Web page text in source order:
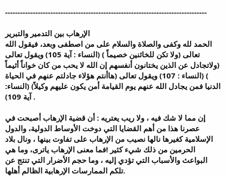
--------------------------------------------------------------------------------
الإرهاب بين التدمير والتبرير
الحمد لله وكفى والصلاة والسلام على من اصطفى وبعد، فيقول الله
تعالى (ولا تكن للخائنين خصيماً ) (النساء : آية 105) ويقول تعالى
(ولاتجادل عن الذين يختانون أنفسهم إن الله لا يحب من كان خواناً أثيماً
) (النساء : 107) ويقول تعالى (هاأنتم هؤلاء جادلتم عنهم في الحياة
الدنيا فمن يجادل الله عنهم يوم القيامة أمن يكون عليهم وكيلاً) (النساء:
آية 109) .
إن مما لا شك فيه ، ولا ريب يعتريه : أن قضية الإرهاب أصبحت في
عصرنا هذا من أهم القضايا التي دوخت الأوساط الدولية، والدول
الإسلامية كغيرها نالها نصيب من الإرهاب على تفاوت بينها ، ونال بلاد
الحرمين من ذلك شيء كثير !فما معنى الإرهاب ياترى، وما هي
البواعث والأسباب التي تؤدي إليه ، وما حجم الأضرار التي تنتج عن
تلكم الممارسات الإرهابية الظالم أهلها.